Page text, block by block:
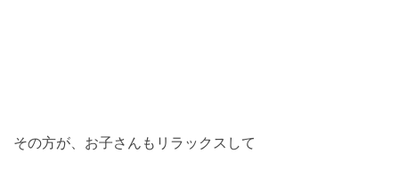
その方が、お子さんもリラックスして